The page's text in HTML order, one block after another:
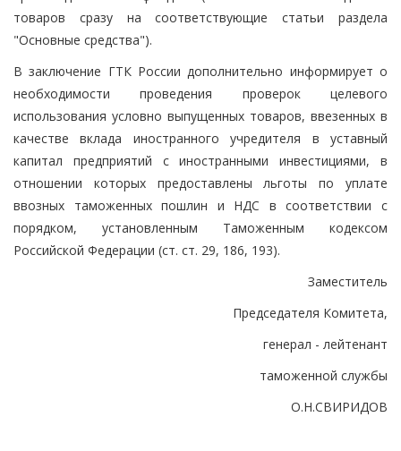
товаров сразу на соответствующие статьи раздела
"Основные средства").
В заключение ГТК России дополнительно информирует о
необходимости проведения проверок целевого
использования условно выпущенных товаров, ввезенных в
качестве вклада иностранного учредителя в уставный
капитал предприятий с иностранными инвестициями, в
отношении которых предоставлены льготы по уплате
ввозных таможенных пошлин и НДС в соответствии с
порядком, установленным Таможенным кодексом
Российской Федерации (ст. ст. 29, 186, 193).
Заместитель
Председателя Комитета,
генерал - лейтенант
таможенной службы
О.Н.СВИРИДОВ